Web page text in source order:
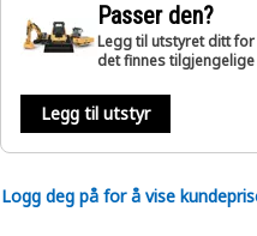
Passer den?
Legg til utstyret ditt
det finnes
Legg til utstyr
Logg deg på for å vise